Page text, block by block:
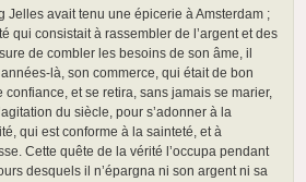
Jelles avait tenu une épicerie à Amsterdam ;
qui consistait à rassembler de l’argent et des
de combler les besoins de son âme, il
là, son commerce, qui était de bon
confiance, et se retira, sans jamais se marier,
du siècle, pour s’adonner à la
qui est conforme à la sainteté, et à
Cette quête de la vérité l’occupa pendant
desquels il n’épargna ni son argent ni sa